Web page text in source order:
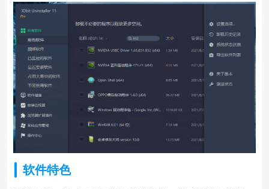
软件特色